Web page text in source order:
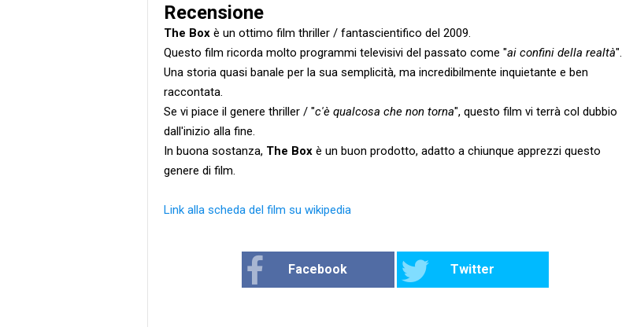
Recensione
The Box è un ottimo film thriller / fantascientifico del 2009.
Questo film ricorda molto programmi televisivi del passato come "ai confini della realtà".
Una storia quasi banale per la sua semplicità, ma incredibilmente inquietante e ben
raccontata.
Se vi piace il genere thriller / "c'è qualcosa che non torna", questo film vi terrà col dubbio
dall'inizio alla fine.
In buona sostanza, The Box è un buon prodotto, adatto a chiunque apprezzi questo
genere di film.
Link alla scheda del film su wikipedia
Facebook Twitter